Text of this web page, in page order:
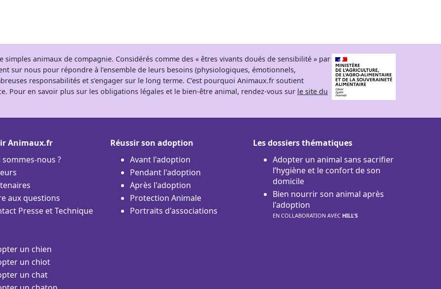
simples animaux de compagnie. Considérés comme des « êtres vivants doués de sensibilité » par
sur nous pour répondre à l’ensemble de leurs besoins (physiologiques, émotionnels,
responsabilités et s’engager sur le long terme. C’est pourquoi Animaux.fr soutient
Pour en savoir plus sur les obligations légales et le bien-être animal, rendez-vous sur le site du
Animaux.fr
sommes-nous ?
aux questions
Presse et Technique
un chien
un chiot
un chat
Réussir son adoption
Avant l'adoption
Pendant l'adoption
Après l'adoption
Protection Animale
Portraits d'associations
Les dossiers thématiques
Adopter un animal sans sacrifier
l’hygiène et le confort de son
domicile
Bien nourrir son animal après
l'adoption
EN COLLABORATION AVEC HILL'S